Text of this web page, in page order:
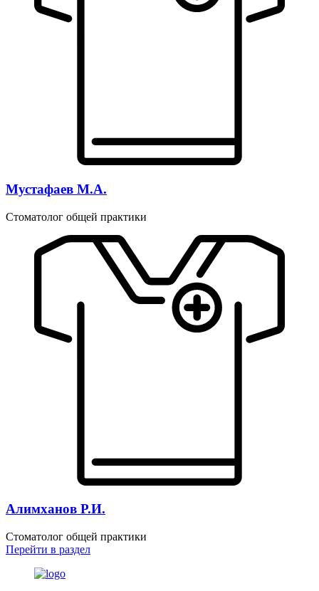
Мустафаев М.А.
Стоматолог общей практики
Алимханов Р.И.
Стоматолог общей практики
Перейти в раздел